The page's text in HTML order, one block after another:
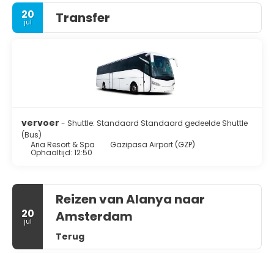
20
jul Transfer
vervoer - Shuttle: Standaard Standaard gedeelde Shuttle
(Bus)
Aria Resort & Spa
Gazipasa Airport (GZP)
Ophaaltijd: 12:50
20
jul
Reizen van Alanya naar
Amsterdam
Terug